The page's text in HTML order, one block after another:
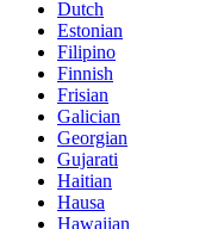
Dutch
Estonian
Filipino
Finnish
Frisian
Galician
Georgian
Gujarati
Haitian
Hausa
Hawaiian